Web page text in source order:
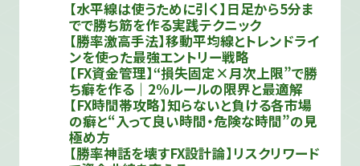
【水平線は使うために引く】日足から5分ま
でで勝ち筋を作る実践テクニック
【勝率激高手法】移動平均線とトレンドライ
ンを使った最強エントリー戦略
【FX資金管理】“損失固定×月次上限”で勝
ち癖を作る｜2%ルールの限界と最適解
【FX時間帯攻略】知らないと負ける各市場
の癖と“入って良い時間・危険な時間”の見
極め方
【勝率神話を壊すFX設計論】リスクリワード